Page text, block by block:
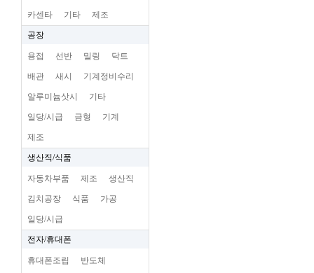
카센타 기타 제조
공장
용접 선반 밀링 닥트
배관 새시 기계정비수리
알루미늄삿시 기타
일당/시급 금형 기계
제조
생산직/식품
자동차부품 제조 생산직
김치공장 식품 가공
일당/시급
전자/휴대폰
휴대폰조립 반도체